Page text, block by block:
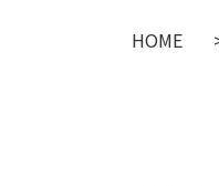
HOME